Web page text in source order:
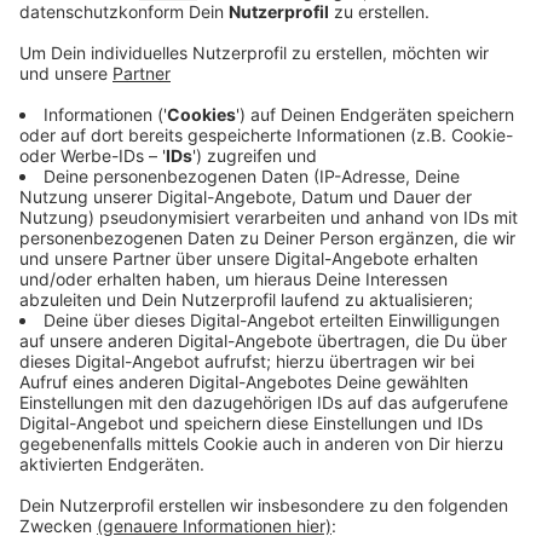
Veröffentlicht:Montag, 30.12.2019 05:35
Durch das Verbot möchte die Stadt das
Verletzungsrisiko für die Altstadtbesucher verringern.
Damit wir uns auch daran halten werden 50 Mitarbeiter
vom Ordnungsamt im Einsatz sein. Aber auch außerhalb
der Altstadt gibt es einiges zu beachten. Auch in der
Nähe von Seniorenheimen, Kirchen oder
Krankenhäusern ist Feuerwerk untersagt. Generell ist
das Abbrennen von Feuerwerk nur am 31. Dezember
und am 1. Januar erlaubt. Wer davor oder danach Böller
zündet begeht eine Ordnungswidrigkeit und riskiert
eine Geldstrafe.
Anzeige